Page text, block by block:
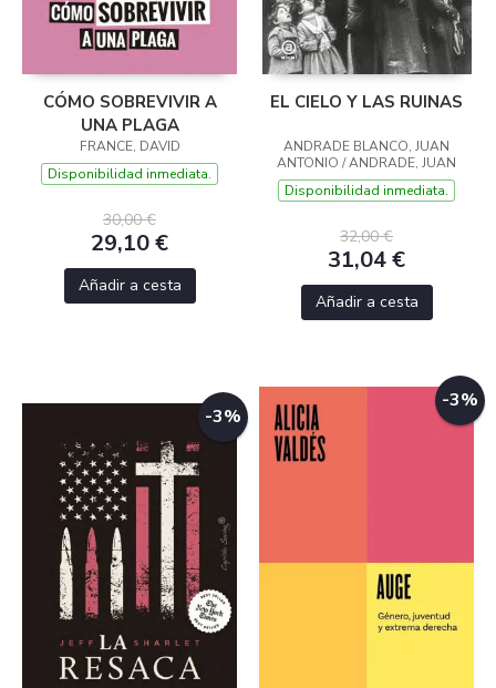
CÓMO SOBREVIVIR A
UNA PLAGA
FRANCE, DAVID
Disponibilidad inmediata.
30,00 €
29,10 €
Añadir a cesta
EL CIELO Y LAS RUINAS
ANDRADE BLANCO, JUAN
ANTONIO / ANDRADE, JUAN
Disponibilidad inmediata.
32,00 €
31,04 €
Añadir a cesta
-3%
-3%